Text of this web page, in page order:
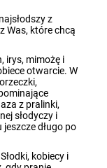
z
Was, które chcą
irys, mimożę i
otwarcie. W
z pralinki,
słodyczy i
jeszcze długo po
kobiecy i